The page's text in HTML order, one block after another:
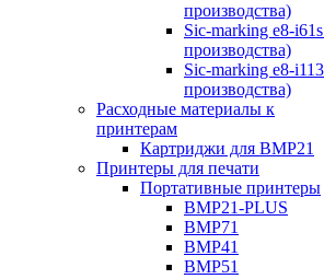
производства)
Sic-marking e8-
производства)
Sic-marking e8-
производства)
Расходные материалы к
принтерам
Картриджи для BMP21
Принтеры для печати
Портативные принтеры
BMP21-PLUS
BMP71
BMP41
BMP51